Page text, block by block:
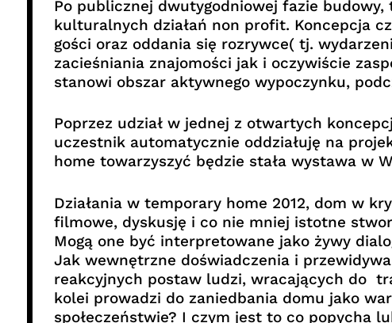
Po publicznej dwutygodniowej fazie
kulturalnych działań non profit. Koncepcja
gości oraz oddania się rozrywce( tj.
zacieśniania znajomości jak i oczywiście
stanowi obszar aktywnego wypoczynku,
Poprzez udział w jednej z otwartych
uczestnik automatycznie oddziałuję na
home towarzyszyć będzie stała wystawa w
Działania w temporary home 2012, dom w
filmowe, dyskusję i co nie mniej istotne
Mogą one być interpretowane jako żywy
Jak wewnętrzne doświadczenia i
reakcyjnych postaw ludzi, wracających do
kolei prowadzi do zaniedbania domu jako
społeczeństwie? I czym jest to co popycha